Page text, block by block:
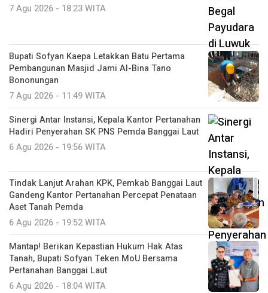
7 Agu 2026 - 18:23 WITA
Bupati Sofyan Kaepa Letakkan Batu Pertama
Pembangunan Masjid Jami Al-Bina Tano
Bononungan
7 Agu 2026 - 11:49 WITA
Sinergi Antar Instansi, Kepala Kantor Pertanahan
Hadiri Penyerahan SK PNS Pemda Banggai Laut
6 Agu 2026 - 19:56 WITA
Tindak Lanjut Arahan KPK, Pemkab Banggai Laut
Gandeng Kantor Pertanahan Percepat Penataan
Aset Tanah Pemda
6 Agu 2026 - 19:52 WITA
Mantap! Berikan Kepastian Hukum Hak Atas
Tanah, Bupati Sofyan Teken MoU Bersama
Pertanahan Banggai Laut
6 Agu 2026 - 18:04 WITA